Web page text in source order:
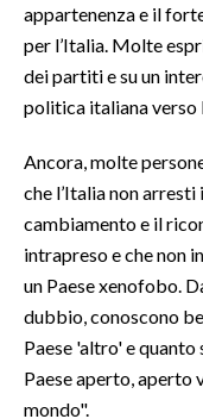
appartenenza e il
per l’Italia. Molte
dei partiti e su un
politica italiana verso
Ancora, molte
che l’Italia non
cambiamento e il
intrapreso e che non
un Paese xenofobo.
dubbio, conoscono
Paese 'altro' e
Paese aperto, aperto
mondo".